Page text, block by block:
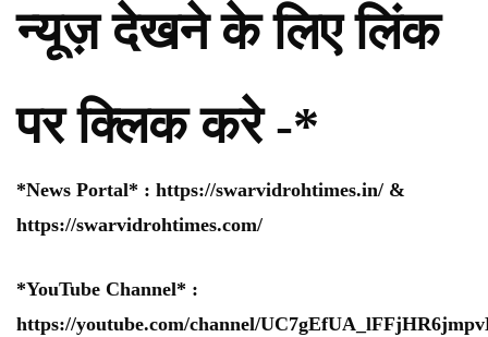
न्यूज़ देखने के लिए लिंक
पर क्लिक करे -*
*News Portal* : https://swarvidrohtimes.in/ &
https://swarvidrohtimes.com/
*YouTube Channel* :
https://youtube.com/channel/